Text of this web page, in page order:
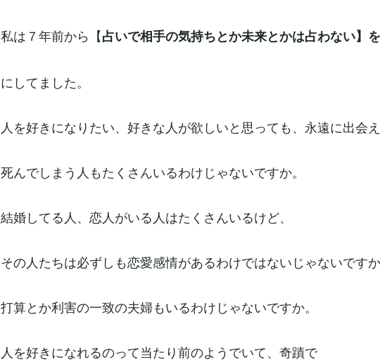
私は７年前から【占いで相手の気持ちとか未来とかは占わない】
にしてました。
人を好きになりたい、好きな人が欲しいと思っても、永遠に出会
死んでしまう人もたくさんいるわけじゃないですか。
結婚してる人、恋人がいる人はたくさんいるけど、
その人たちは必ずしも恋愛感情があるわけではないじゃないですか
打算とか利害の一致の夫婦もいるわけじゃないですか。
人を好きになれるのって当たり前のようでいて、奇蹟で